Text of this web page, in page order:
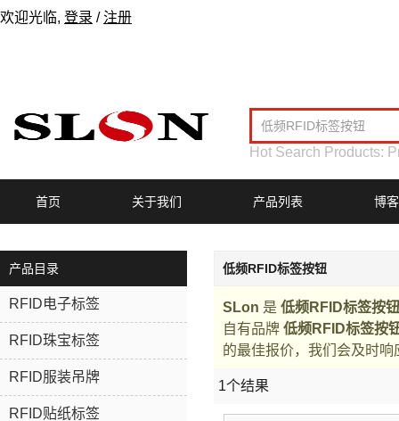
欢迎光临, 登录 / 注册
Hot Search Products:
首页 关于我们 产品列表 博客
产品目录
RFID电子标签
RFID珠宝标签
RFID服装吊牌
RFID贴纸标签
低频RFID标签按钮
SLon 是 低频RFID标签按钮
自有品牌 低频RFID标签按
的最佳报价，我们会及时
1个结果